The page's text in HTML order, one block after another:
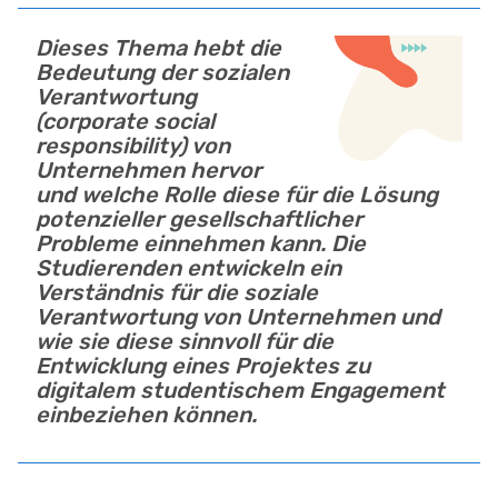
Dieses Thema hebt die
Bedeutung der sozialen
Verantwortung
(corporate social
responsibility)von
Unternehmen hervor
und welche Rolle diese für die Lösung
potenzieller gesellschaftlicher
Probleme einnehmen kann. Die
Studierenden entwickeln ein
Verständnis für die soziale
Verantwortung von Unternehmen und
wie sie diese sinnvoll für die
Entwicklung eines Projektes zu
digitalem studentischem Engagement
einbeziehen können.